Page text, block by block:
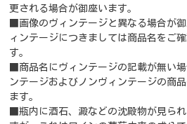
更される場合が御座います。
■画像のヴィンテージと異なる場合が
ィンテージにつきましては商品名をご
す。
■商品名にヴィンテージの記載が無い
ンテージおよびノンヴィンテージの商
ます。
■瓶内に酒石、澱などの沈殿物が見ら